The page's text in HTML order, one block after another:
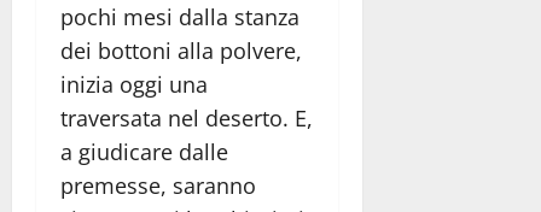
pochi mesi dalla stanza
dei bottoni alla polvere,
inizia oggi una
traversata nel deserto. E,
a giudicare dalle
premesse, saranno